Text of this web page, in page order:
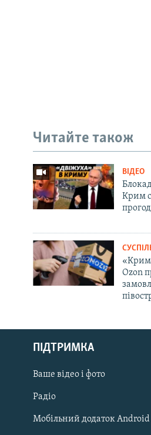
Русский
Qırımtatar
ДОЛУЧАЙСЯ!
Читайте також
ВІДЕО
Крим
«Крим
Ozon
ПІДТРИМКА
Ваше відео і фото
Радіо
Мобільний додаток Android